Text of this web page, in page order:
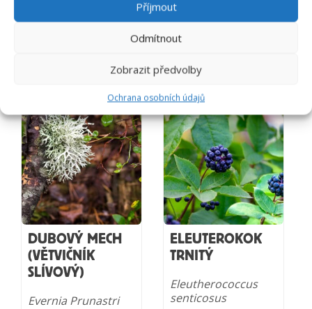
Příjmout
Odmítnout
Zobrazit předvolby
Ochrana osobních údajů
Blahodárně působí i
zastavuje krvácení.
DUBOVÝ MECH
(VĚTVIČNÍK
SLÍVOVÝ)
Evernia Prunastri
ELEUTEROKOK
TRNITÝ
Eleutherococcus
senticosus